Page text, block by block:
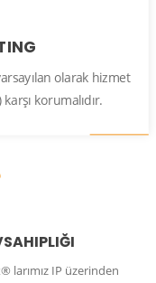
olarak hizmet
karşı korumalıdır.
larımız IP üzerinden